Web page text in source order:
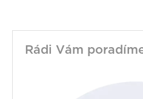
Rádi Vám